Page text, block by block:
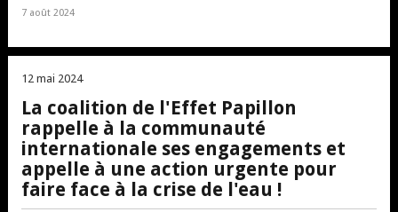
7 août 2024
12 mai 2024
La coalition de l'Effet Papillon
rappelle à la communauté
internationale ses engagements et
appelle à une action urgente pour
faire face à la crise de l'eau !